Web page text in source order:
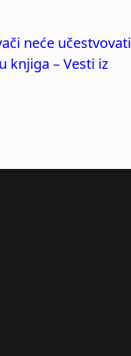
neće učestvovati
knjiga – Vesti iz